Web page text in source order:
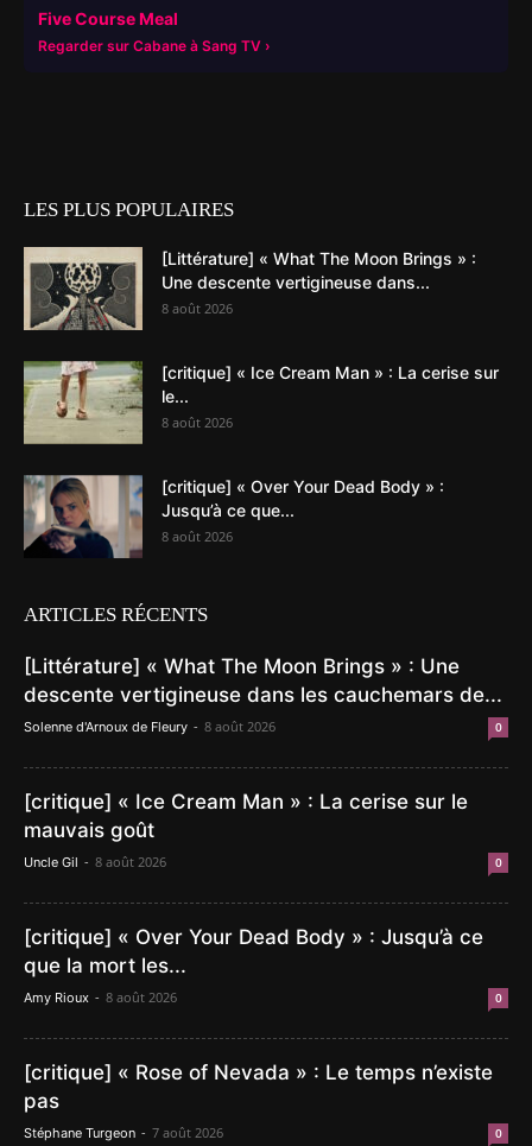
Five Course Meal
Regarder sur Cabane à Sang TV
LES PLUS POPULAIRES
[Littérature] « What The Moon Brings » :
Une descente vertigineuse dans...
8 août 2026
[critique] « Ice Cream Man » : La cerise sur
le...
8 août 2026
[critique] « Over Your Dead Body » :
Jusqu’à ce que...
8 août 2026
ARTICLES RÉCENTS
[Littérature] « What The Moon Brings » : Une
descente vertigineuse dans les cauchemars de...
Solenne d'Arnoux de Fleury - 8 août 2026 0
[critique] « Ice Cream Man » : La cerise sur le
mauvais goût
Uncle Gil - 8 août 2026 0
[critique] « Over Your Dead Body » : Jusqu’à ce
que la mort les...
Amy Rioux - 8 août 2026 0
[critique] « Rose of Nevada » : Le temps n’existe
pas
Stéphane Turgeon - 7 août 2026 0